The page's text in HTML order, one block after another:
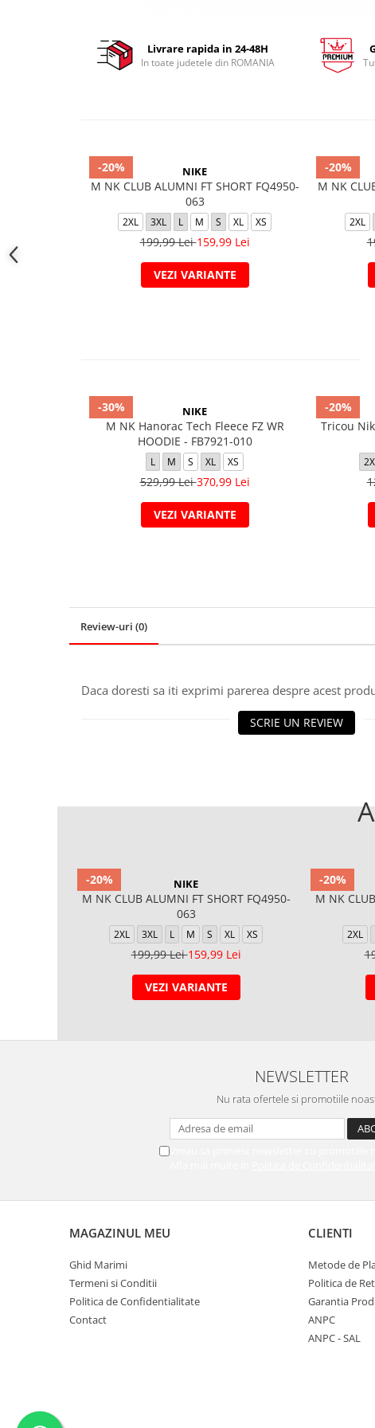
Livrare rapida in 24-48H
In toate judetele din ROMANIA
-20% NIKE
M NK CLUB ALUMNI FT SHORT FQ4950-
063
2XL 3XL L M S XL XS
199,99 Lei159,99 Lei
VEZI VARIANTE
-20%
M NK
2XL
-30% NIKE
M NK Hanorac Tech Fleece FZ WR
HOODIE - FB7921-010
L M S XL XS
529,99 Lei370,99 Lei
VEZI VARIANTE
-20%
Tricou
Review-uri (0)
Daca doresti sa iti exprimi parerea despre acest
SCRIE UN REVIEW
-20% NIKE
M NK CLUB ALUMNI FT SHORT FQ4950-
063
2XL 3XL L M S XL XS
199,99 Lei159,99 Lei
VEZI VARIANTE
-20%
M NK
2XL
NEWSLETTER
Nu rata ofertele si promotiile
Vreau sa primesc newsletter cu promotiile
MAGAZINUL MEU
Ghid Marimi
Termeni si Conditii
Politica de Confidentialitate
Contact
CLIENTI
Metode de
Politica de
Garantia
ANPC
ANPC - SAL